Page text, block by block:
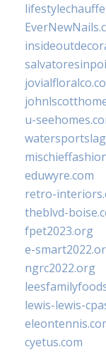
u-
eduwyre.com
retro-
theblvd-
fpet2023.org
e-
ngrc2022.org
lewis-lewis-
cyetus.com